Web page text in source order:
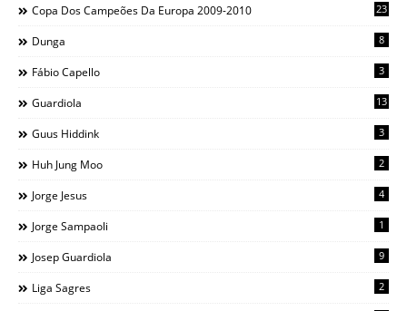
Copa Dos Campeões Da Europa 2009-2010 23
Dunga 8
Fábio Capello 3
Guardiola 13
Guus Hiddink 3
Huh Jung Moo 2
Jorge Jesus 4
Jorge Sampaoli 1
Josep Guardiola 9
Liga Sagres 2